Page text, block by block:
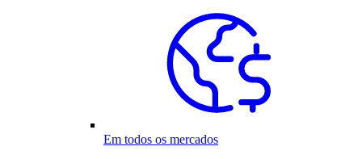
Em todos os mercados